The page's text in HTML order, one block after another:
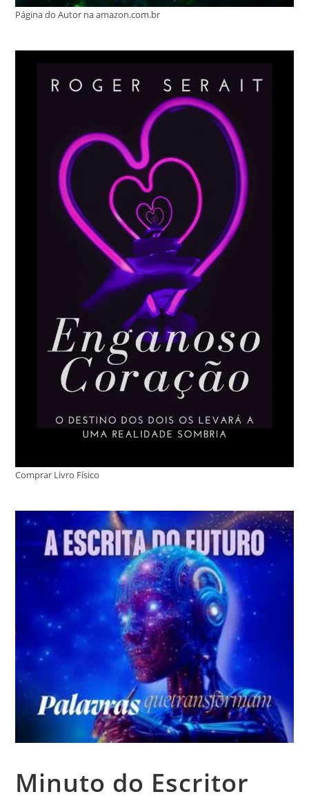
Página do Autor na amazon.com.br
Comprar Livro Físico
Minuto do Escritor